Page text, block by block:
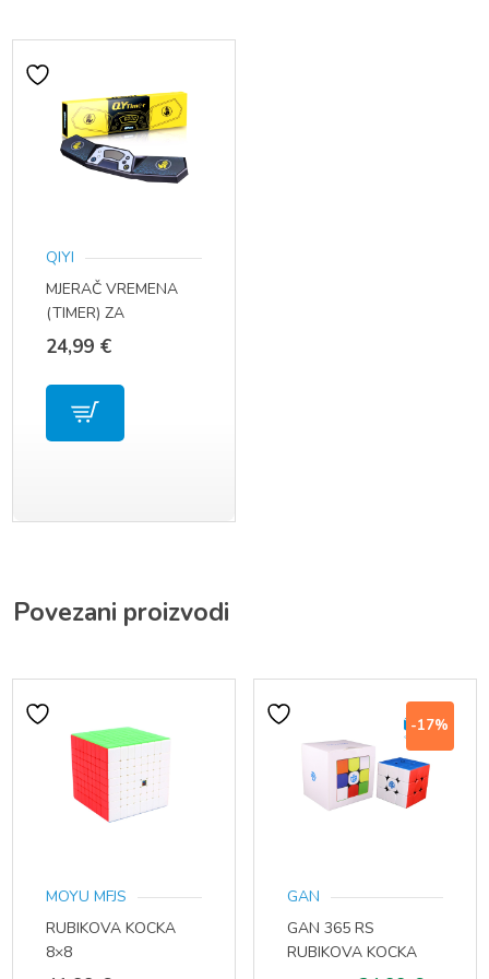
QIYI
MJERAČ VREMENA
(TIMER) ZA
SLAGANJE RUBIKOVE
KOCKE
24,99 €
Povezani proizvodi
MOYU MFJS
RUBIKOVA KOCKA
8×8
-17%
GAN
GAN 365 RS
RUBIKOVA KOCKA